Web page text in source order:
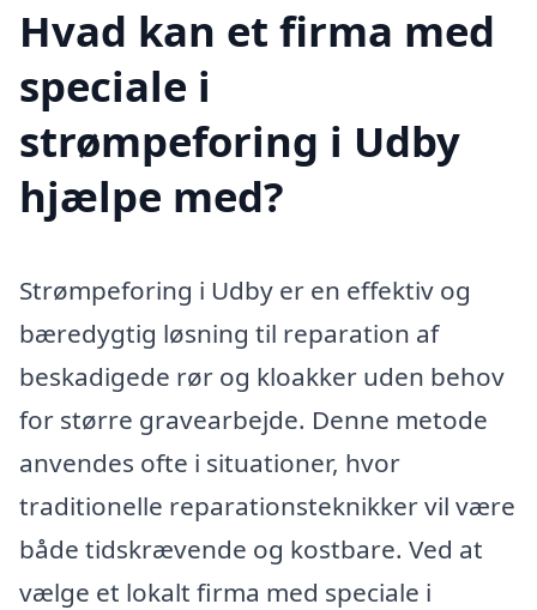
Hvad kan et firma med
speciale i
strømpeforing i Udby
hjælpe med?
Strømpeforing i Udby er en effektiv og
bæredygtig løsning til reparation af
beskadigede rør og kloakker uden behov
for større gravearbejde. Denne metode
anvendes ofte i situationer, hvor
traditionelle reparationsteknikker vil være
både tidskrævende og kostbare. Ved at
vælge et lokalt firma med speciale i